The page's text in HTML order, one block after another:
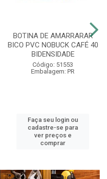
BOTINA DE AMARRARAR
BICO PVC NOBUCK CAFÉ 40
BIDENSIDADE
Código: 51553
Embalagem: PR
Faça seu login ou
cadastre-se para
ver preços e
comprar